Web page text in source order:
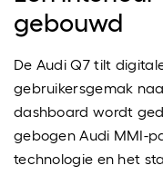
gebouwd
De Audi Q7 tilt
gebruikersgemak
dashboard wordt
gebogen Audi MMI-
technologie en het